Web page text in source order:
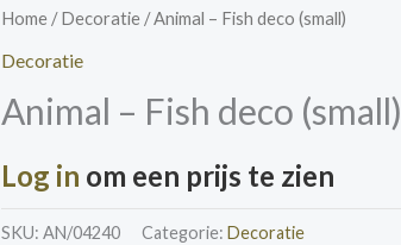
Home /Decoratie / Animal – Fish deco (small)
Decoratie
Animal – Fish deco (small)
Log in om een prijs te zien
SKU: AN/04240 Categorie: Decoratie